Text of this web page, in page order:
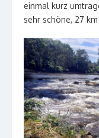
einmal kurz
sehr schöne, 27